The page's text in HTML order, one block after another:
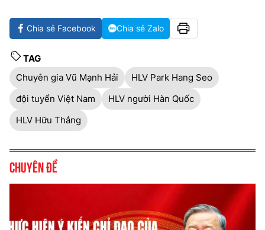
Chia sẻ Facebook Chia sẻ Zalo
TAG
Chuyên gia Vũ Mạnh Hải
HLV Park Hang Seo
đội tuyển Việt Nam
HLV người Hàn Quốc
HLV Hữu Thắng
Chuyên đề